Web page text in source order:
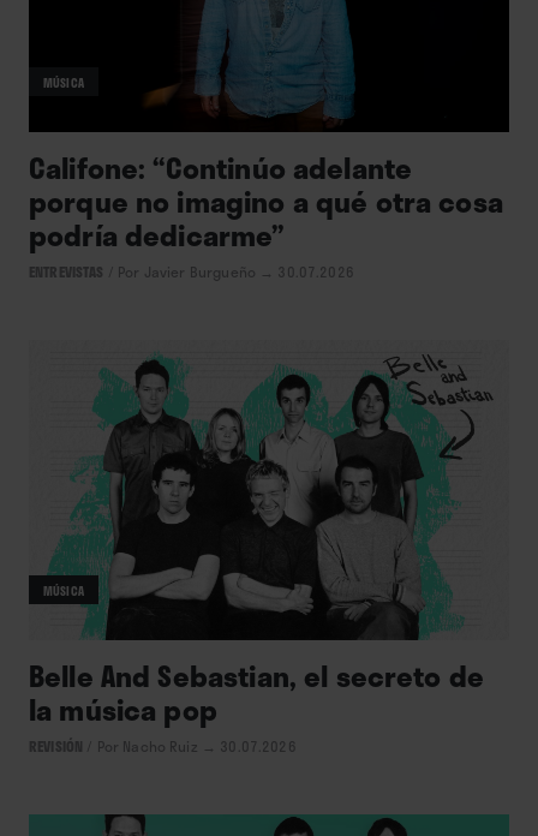
MÚSICA
Califone: “Continúo adelante
porque no imagino a qué otra cosa
podría dedicarme”
ENTREVISTAS Por Javier Burgueño → 30.07.2026
MÚSICA
Belle And Sebastian, el secreto de
la música pop
REVISIÓN Por Nacho Ruiz → 30.07.2026